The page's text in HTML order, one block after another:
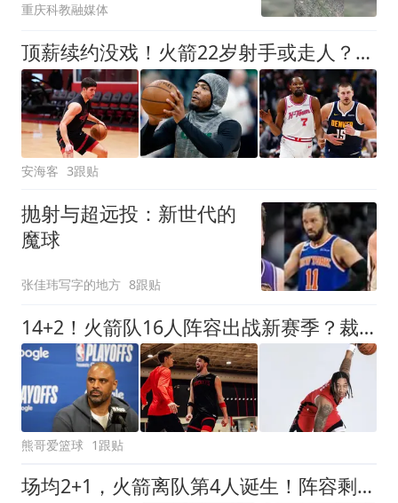
重庆科教融媒体
顶薪续约没戏！火箭22岁射手或走人？若搭选秀权，可换即战力老将
安海客 3跟贴
抛射与超远投：新世代的
魔球
张佳玮写字的地方 8跟贴
14+2！火箭队16人阵容出战新赛季？裁掉1人，或不再引进新球员
熊哥爱篮球 1跟贴
场均2+1，火箭离队第4人诞生！阵容剩余18人，保留引援灵活度